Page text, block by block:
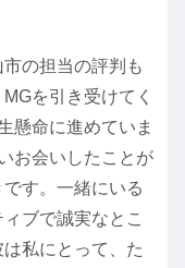
の担当の評判も
を引き受けてく
懸命に進めていま
お会いしたことが
す。一緒にいる
ブで誠実なとこ
私にとって、た